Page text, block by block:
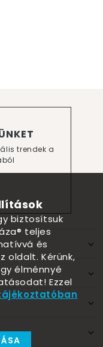
trendek a
biztosítsuk
teljes
és
oldalt. Kérünk,
élménnyé
Ezzel